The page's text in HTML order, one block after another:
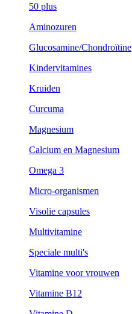
50 plus
Aminozuren
Glucosamine/Chondroïtine
Kindervitamines
Kruiden
Curcuma
Magnesium
Calcium en Magnesium
Omega 3
Micro-organismen
Visolie capsules
Multivitamine
Speciale multi's
Vitamine voor vrouwen
Vitamine B12